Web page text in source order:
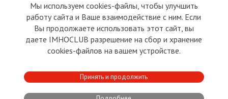
О сайте
Условия пользования
Политика конфиденциальности
Прямая связь с
Председателем
Прямая связь c членами клуба
Реклама
Контакты
Club
Мы используем cookies-файлы, чтобы улучшить
работу сайта и Ваше взаимодействие с ним. Если
Вы продолжаете использовать этот сайт, вы
даете IMHOCLUB разрешение на сбор и хранение
cookies-файлов на вашем устройстве.
Принять и продолжить